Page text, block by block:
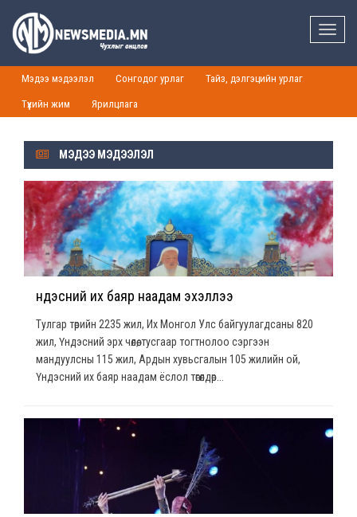
Toggle
Мэдээ мэдээлэл Сонгодог урлаг Тайз, дэлгэцийн урлаг
Түүхийн жим Ярилцлага
МЭДЭЭ МЭДЭЭЛЭЛ
Үндэсний их баяр наадам эхэллээ
Тулгар төрийн 2235 жил, Их Монгол Улс байгуулагдсаны 820
жил, Үндэсний эрх чөлөө, тусгаар тогтнолоо сэргээн
мандуулсны 115 жил, Ардын хувьсгалын 105 жилийн ой,
Үндэсний их баяр наадам ёслол төгөлдөр...